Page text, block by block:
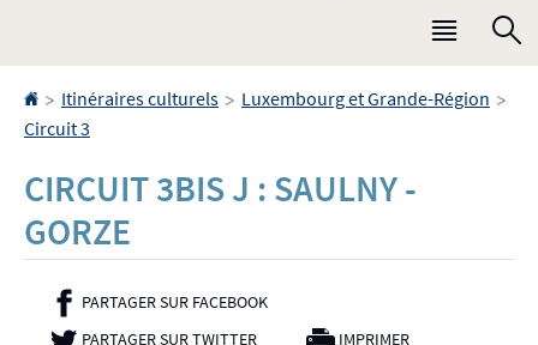
Menu
Accueil
> Itinéraires culturels > Luxembourg et Grande-Région >
Circuit 3
CIRCUIT 3BIS J : SAULNY -
GORZE
PARTAGER SUR FACEBOOK- NOUVELLE FENÊTRE
PARTAGER SUR TWITTER- NOUVELLE FENÊTRE
IMPRIMER